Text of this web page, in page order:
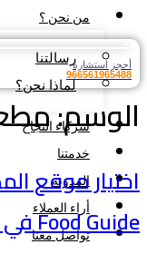
من نحن ؟
رسالتنا
لماذا نحن؟
شركاء النجاح
خدمتنا
المدونة
أراء العملاء
تواصل معنا
أحجز استشارة
966561965488
الوسم:
اختيار موقع
Food Guide في ضمان نجاح المشروع